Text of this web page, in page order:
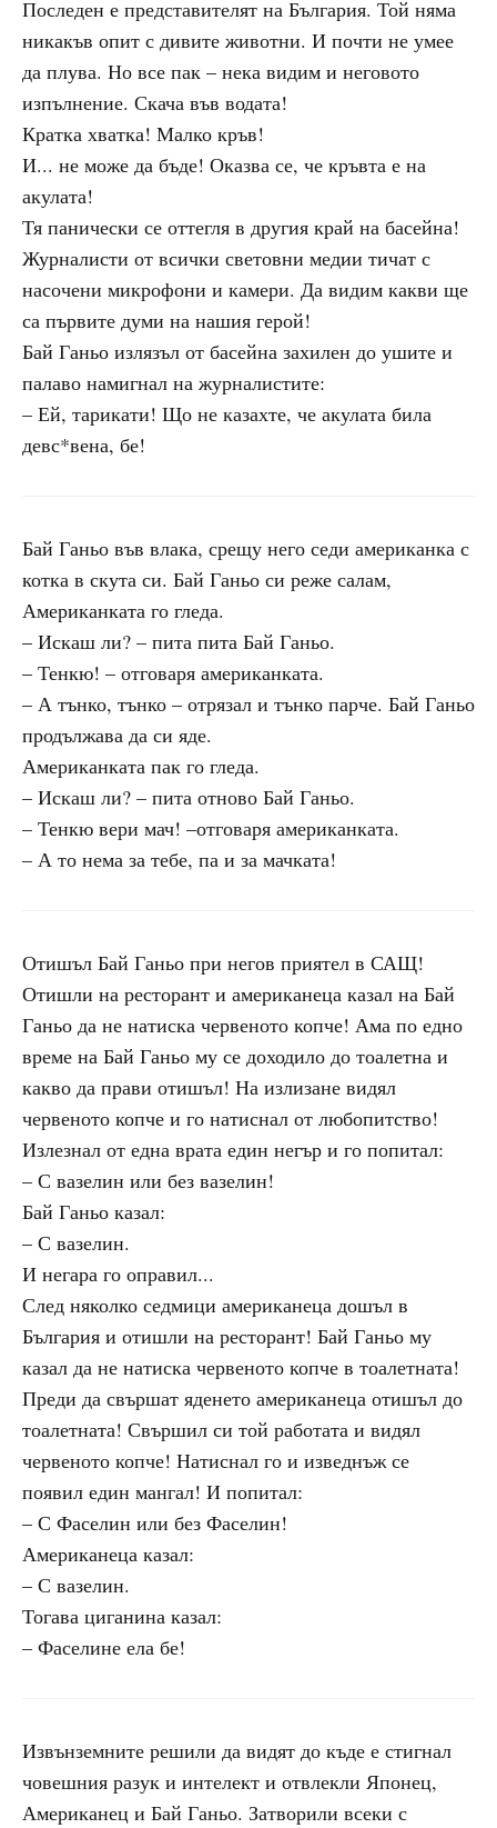
Последен е представителят на България. Той няма
никакъв опит с дивите животни. И почти не умее
да плува. Но все пак – нека видим и неговото
изпълнение. Скача във водата!
Кратка хватка! Малко кръв!
И... не може да бъде! Оказва се, че кръвта е на
акулата!
Тя панически се оттегля в другия край на басейна!
Журналисти от всички световни медии тичат с
насочени микрофони и камери. Да видим какви ще
са първите думи на нашия герой!
Бай Ганьо излязъл от басейна захилен до ушите и
палаво намигнал на журналистите:
– Ей, тарикати! Що не казахте, че акулата била
девс*вена, бе!
Бай Ганьо във влака, срещу него седи американка с
котка в скута си. Бай Ганьо си реже салам,
Американката го гледа.
– Искаш ли? – пита пита Бай Ганьо.
– Тенкю! – отговаря американката.
– А тънко, тънко – отрязал и тънко парче. Бай Ганьо
продължава да си яде.
Американката пак го гледа.
– Искаш ли? – пита отново Бай Ганьо.
– Тенкю вери мач! –отговаря американката.
– А то нема за тебе, па и за мачката!
Отишъл Бай Ганьо при негов приятел в САЩ!
Отишли на ресторант и американеца казал на Бай
Ганьо да не натиска червеното копче! Ама по едно
време на Бай Ганьо му се доходило до тоалетна и
какво да прави отишъл! На излизане видял
червеното копче и го натиснал от любопитство!
Излезнал от една врата един негър и го попитал:
– С вазелин или без вазелин!
Бай Ганьо казал:
– С вазелин.
И негара го оправил...
След няколко седмици американеца дошъл в
България и отишли на ресторант! Бай Ганьо му
казал да не натиска червеното копче в тоалетната!
Преди да свършат яденето американеца отишъл до
тоалетната! Свършил си той работата и видял
червеното копче! Натиснал го и изведнъж се
появил един мангал! И попитал:
– С Фаселин или без Фаселин!
Американеца казал:
– С вазелин.
Тогава циганина казал:
– Фаселине ела бе!
Извънземните решили да видят до къде е стигнал
човешния разук и интелект и отвлекли Японец,
Американец и Бай Ганьо. Затворили всеки с